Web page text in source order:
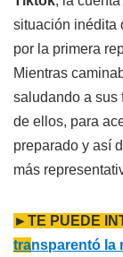
situación inédita
por la primera
Mientras
saludando a sus
de ellos, para
preparado y así
más
►TE PUEDE
transparentó la